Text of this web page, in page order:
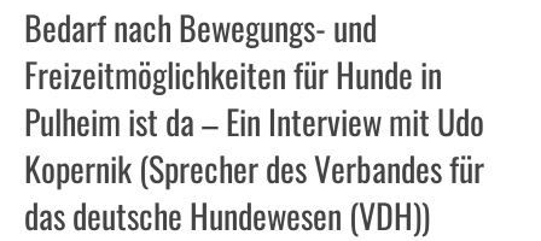
Bedarf nach Bewegungs- und
Freizeitmöglichkeiten für Hunde in
Pulheim ist da – Ein Interview mit Udo
Kopernik (Sprecher des Verbandes für
das deutsche Hundewesen (VDH))